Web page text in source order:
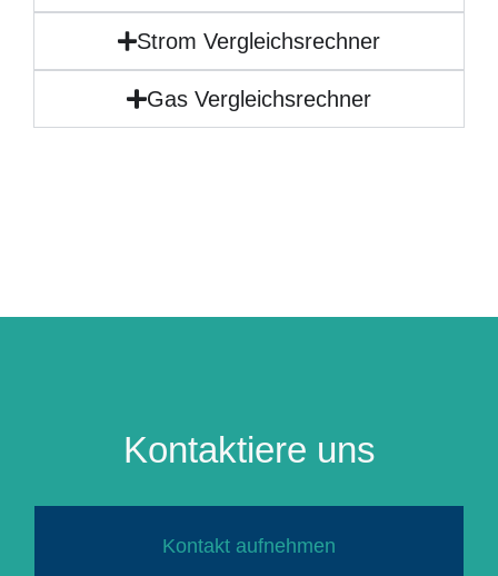
Strom Vergleichsrechner
Gas Vergleichsrechner
Kontaktiere uns
Kontakt aufnehmen